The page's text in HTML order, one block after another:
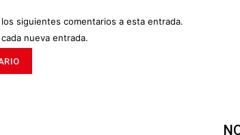
siguientes comentarios a esta entrada.
nueva entrada.